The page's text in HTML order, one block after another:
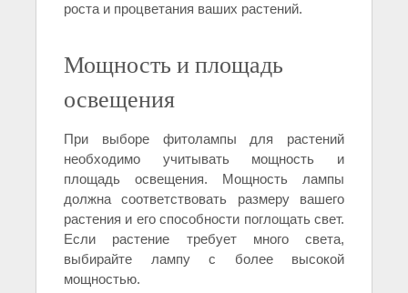
роста и процветания ваших растений.
Мощность и площадь
освещения
При выборе фитолампы для растений
необходимо учитывать мощность и
площадь освещения. Мощность лампы
должна соответствовать размеру вашего
растения и его способности поглощать свет.
Если растение требует много света,
выбирайте лампу с более высокой
мощностью.